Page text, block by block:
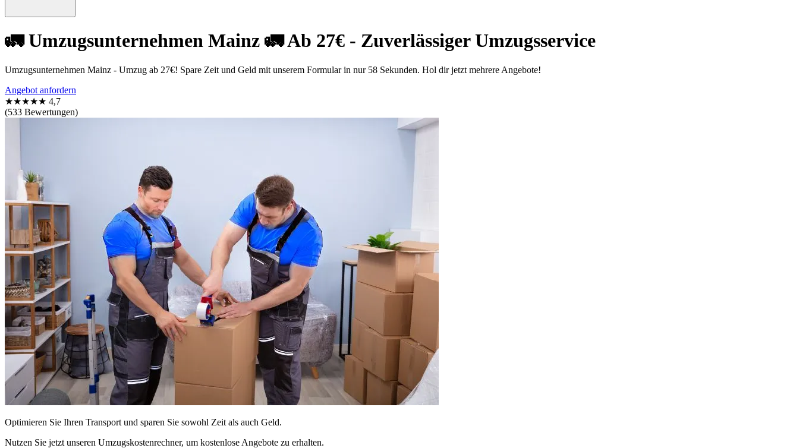
🚛 Umzugsunternehmen Mainz 🚛 Ab 27€ - Zuverlässiger Umzugsservice
Umzugsunternehmen Mainz - Umzug ab 27€! Spare Zeit und Geld mit unserem Formular in nur 58 Sekunden. Hol dir jetzt mehrere Angebote!
Angebot anfordern
★★★★★ 4,7
(533 Bewertungen)
Optimieren Sie Ihren Transport und sparen Sie sowohl Zeit als auch Geld.
Nutzen Sie jetzt unseren Umzugskostenrechner, um kostenlose Angebote zu erhalten.